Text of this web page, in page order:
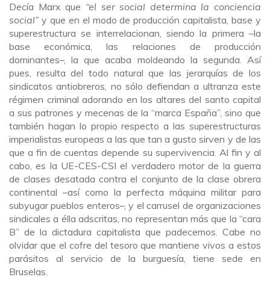
Decía Marx que “el ser social determina la conciencia
social” y que en el modo de producción capitalista, base y
superestructura se interrelacionan, siendo la primera –la
base económica, las relaciones de producción
dominantes–, la que acaba moldeando la segunda. Así
pues, resulta del todo natural que las jerarquías de los
sindicatos antiobreros, no sólo defiendan a ultranza este
régimen criminal adorando en los altares del santo capital
a sus patrones y mecenas de la “marca España”, sino que
también hagan lo propio respecto a las superestructuras
imperialistas europeas a las que tan a gusto sirven y de las
que a fin de cuentas depende su supervivencia. Al fin y al
cabo, es la UE-CES-CSI el verdadero motor de la guerra
de clases desatada contra el conjunto de la clase obrera
continental –así como la perfecta máquina militar para
subyugar pueblos enteros–, y el carrusel de organizaciones
sindicales a élla adscritas, no representan más que la “cara
B” de la dictadura capitalista que padecemos. Cabe no
olvidar que el cofre del tesoro que mantiene vivos a estos
parásitos al servicio de la burguesía, tiene sede en
Bruselas.